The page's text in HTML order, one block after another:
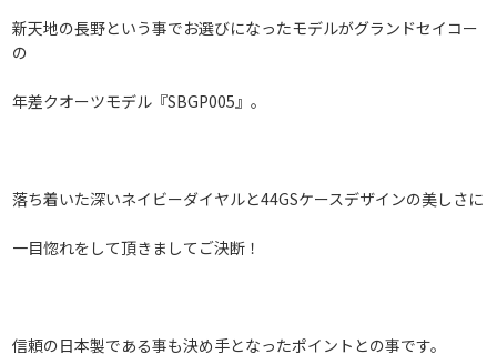
新天地の長野という事でお選びになったモデルがグランドセイコー
の
年差クオーツモデル『SBGP005』。
落ち着いた深いネイビーダイヤルと44GSケースデザインの美しさに
一目惚れをして頂きましてご決断！
信頼の日本製である事も決め手となったポイントとの事です。